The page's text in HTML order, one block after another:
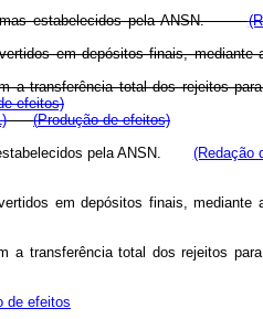
normas estabelecidos pela ANSN.
em depósitos finais,
a transferência total dos rejeitos
efeitos)
(Produção de efeitos)
estabelecidos pela ANSN. (Redação
em depósitos finais,
a transferência total dos rejeitos
de efeitos